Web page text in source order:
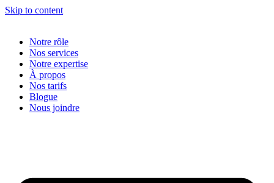
Skip to content
Notre rôle
Nos services
Notre expertise
À propos
Nos tarifs
Blogue
Nous joindre